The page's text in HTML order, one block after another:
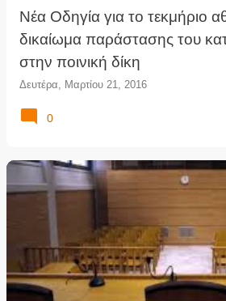
Νέα Οδηγία για το τεκμήριο
δικαίωμα παράστασης του
στην ποινική δίκη
Δευτέρα, Μαρτίου 21, 2016
0